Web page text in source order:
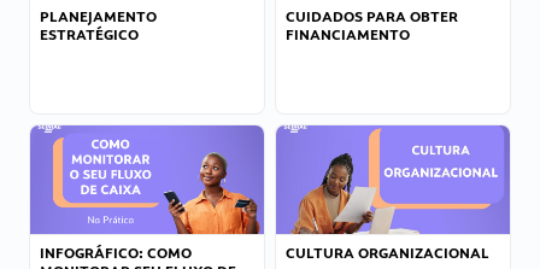
PLANEJAMENTO
ESTRATÉGICO
CUIDADOS PARA OBTER
FINANCIAMENTO
INFOGRÁFICO: COMO
CULTURA ORGANIZACIONAL